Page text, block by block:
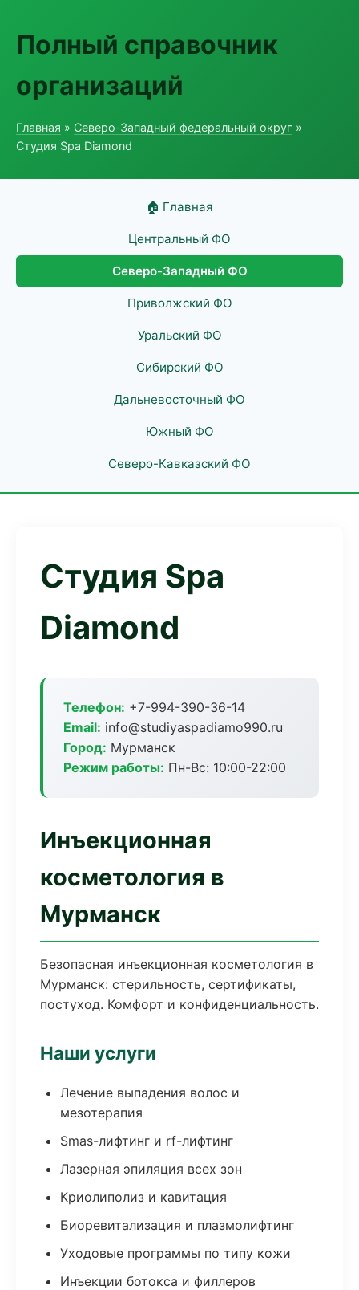
Полный справочник
организаций
Главная » Северо-Западный федеральный округ »
Студия Spa Diamond
🏠 Главная
Центральный ФО
Северо-Западный ФО
Приволжский ФО
Уральский ФО
Сибирский ФО
Дальневосточный ФО
Южный ФО
Северо-Кавказский ФО
Студия Spa
Diamond
Телефон: +7-994-390-36-14
Email: info@studiyaspadiamo990.ru
Город: Мурманск
Режим работы: Пн-Вс: 10:00-22:00
Инъекционная
косметология в
Мурманск
Безопасная инъекционная косметология в
Мурманск: стерильность, сертификаты,
постуход. Комфорт и конфиденциальность.
Наши услуги
Лечение выпадения волос и
мезотерапия
Smas-лифтинг и rf-лифтинг
Лазерная эпиляция всех зон
Криолиполиз и кавитация
Биоревитализация и плазмолифтинг
Уходовые программы по типу кожи
Инъекции ботокса и филлеров